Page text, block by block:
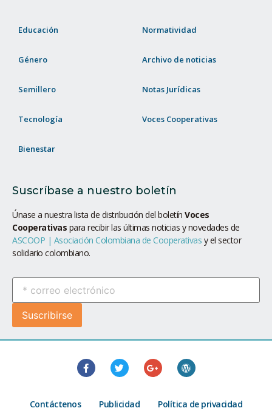
Educación
Género
Semillero
Tecnología
Bienestar
Normatividad
Archivo de noticias
Notas Jurídicas
Voces Cooperativas
Suscríbase a nuestro boletín
Únase a nuestra lista de distribución del boletín Voces
Cooperativas para recibir las últimas noticias y novedades de
ASCOOP | Asociación Colombiana de Cooperativas y el sector
solidario colombiano.
Contáctenos Publicidad Política de privacidad